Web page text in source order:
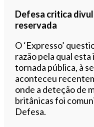
Defesa critica
reservada
O ‘Expresso’
razão pela qual
tornada pública, à
aconteceu
onde a deteção de
britânicas foi
Defesa.